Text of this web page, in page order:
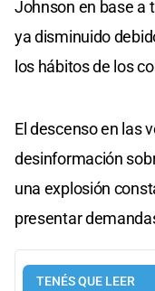
Johnson en base a
ya disminuido
los hábitos de los
El descenso en las
desinformación
una explosión
presentar
TENÉS QUE LEER